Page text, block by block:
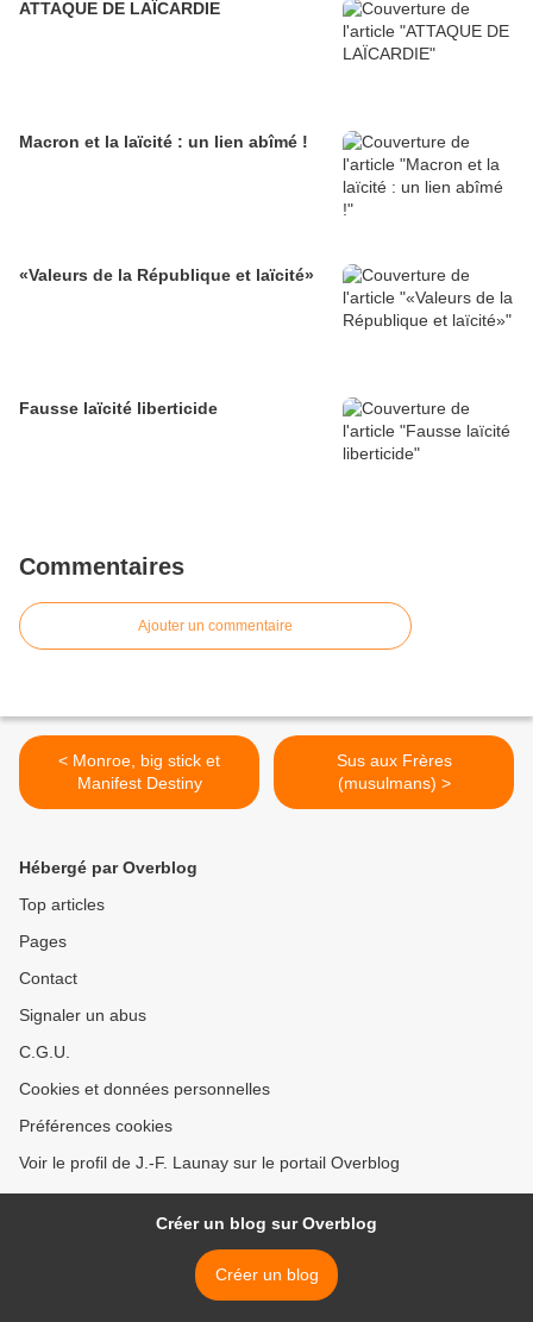
ATTAQUE DE LAÏCARDIE
Macron et la laïcité : un lien abîmé !
«Valeurs de la République et laïcité»
Fausse laïcité liberticide
Commentaires
Ajouter un commentaire
< Monroe, big stick et
Manifest Destiny
Sus aux Frères
(musulmans) >
Hébergé par Overblog
Top articles
Pages
Contact
Signaler un abus
C.G.U.
Cookies et données personnelles
Préférences cookies
Voir le profil de J.-F. Launay sur le portail Overblog
Créer un blog sur Overblog
Créer un blog